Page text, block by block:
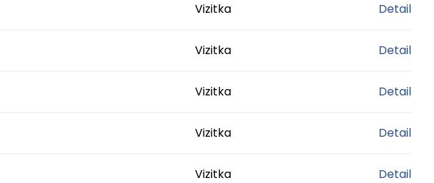
Vizitka Detail
Vizitka Detail
Vizitka Detail
Vizitka Detail
Vizitka Detail